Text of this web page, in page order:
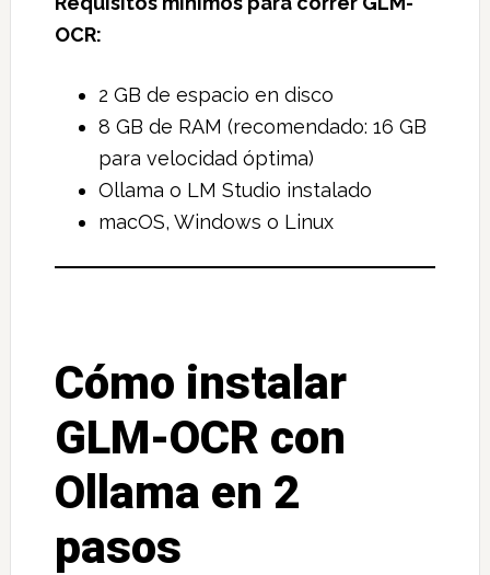
OCR:
2 GB de espacio en disco
8 GB de RAM (recomendado: 16 GB
para velocidad óptima)
Ollama o LM Studio instalado
macOS, Windows o Linux
Cómo instalar
GLM-OCR con
Ollama en 2
pasos